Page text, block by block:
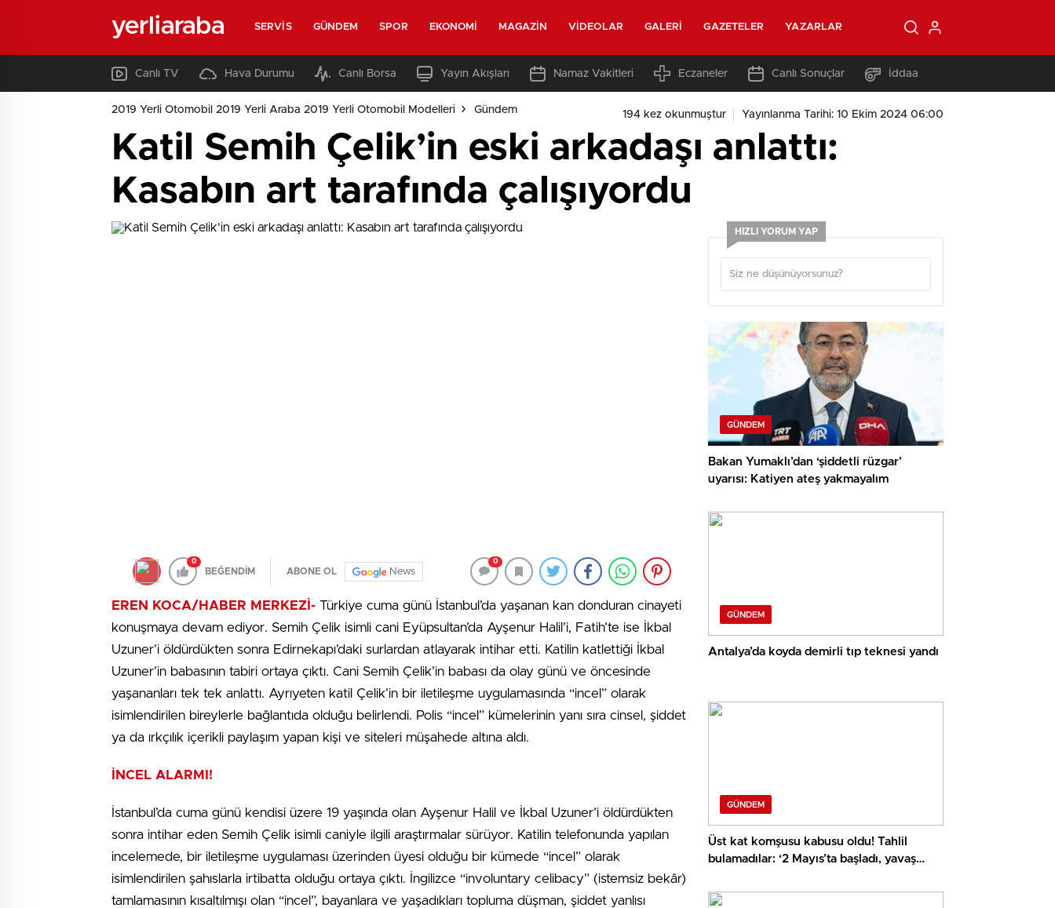
yerliaraba SERVIS GÜNDEM SPOR EKONOMI MAGAZIN VIDEOLAR GALERI GAZETELER YAZARLAR
Canlı TV Hava Durumu Canlı Borsa Yayın Akışları Namaz Vakitleri Eczaneler Canlı Sonuçlar İddaa
2019 Yerli Otomobil 2019 Yerli Araba 2019 Yerli Otomobil Modelleri Gündem 194 kez okunmuştur Yayınlanma Tarihi: 10 Ekim 2024 06:00
Katil Semih Çelik’in eski arkadaşı anlattı:
Kasabın art tarafında çalışıyordu
0
BEĞENDİM ABONE OL News
0
EREN KOCA/HABER MERKEZİ- Türkiye cuma günü İstanbul’da yaşanan kan donduran cinayeti
konuşmaya devam ediyor. Semih Çelik isimli cani Eyüpsultan’da Ayşenur Halil’i, Fatih’te ise İkbal
Uzuner’i öldürdükten sonra Edirnekapı’daki surlardan atlayarak intihar etti. Katilin katlettiği İkbal
Uzuner’in babasının tabiri ortaya çıktı. Cani Semih Çelik’in babası da olay günü ve öncesinde
yaşananları tek tek anlattı. Ayrıyeten katil Çelik’in bir iletileşme uygulamasında “incel” olarak
isimlendirilen bireylerle bağlantıda olduğu belirlendi. Polis “incel” kümelerinin yanı sıra cinsel, şiddet
ya da ırkçılık içerikli paylaşım yapan kişi ve siteleri müşahede altına aldı.
İNCEL ALARMI!
İstanbul’da cuma günü kendisi üzere 19 yaşında olan Ayşenur Halil ve İkbal Uzuner’i öldürdükten
sonra intihar eden Semih Çelik isimli caniyle ilgili araştırmalar sürüyor. Katilin telefonunda yapılan
incelemede, bir iletileşme uygulaması üzerinden üyesi olduğu bir kümede “incel” olarak
isimlendirilen şahıslarla irtibatta olduğu ortaya çıktı. İngilizce “involuntary celibacy” (istemsiz bekâr)
tamlamasının kısaltılmışı olan “incel”, bayanlara ve yaşadıkları topluma düşman, şiddet yanlısı
HIZLI YORUM YAP
GÜNDEM
Bakan Yumaklı’dan ‘şiddetli rüzgar’
uyarısı: Katiyen ateş yakmayalım
GÜNDEM
Antalya’da koyda demirli tıp teknesi yandı
GÜNDEM
Üst kat komşusu kabusu oldu! Tahlil
bulamadılar: ‘2 Mayıs’ta başladı, yavaş